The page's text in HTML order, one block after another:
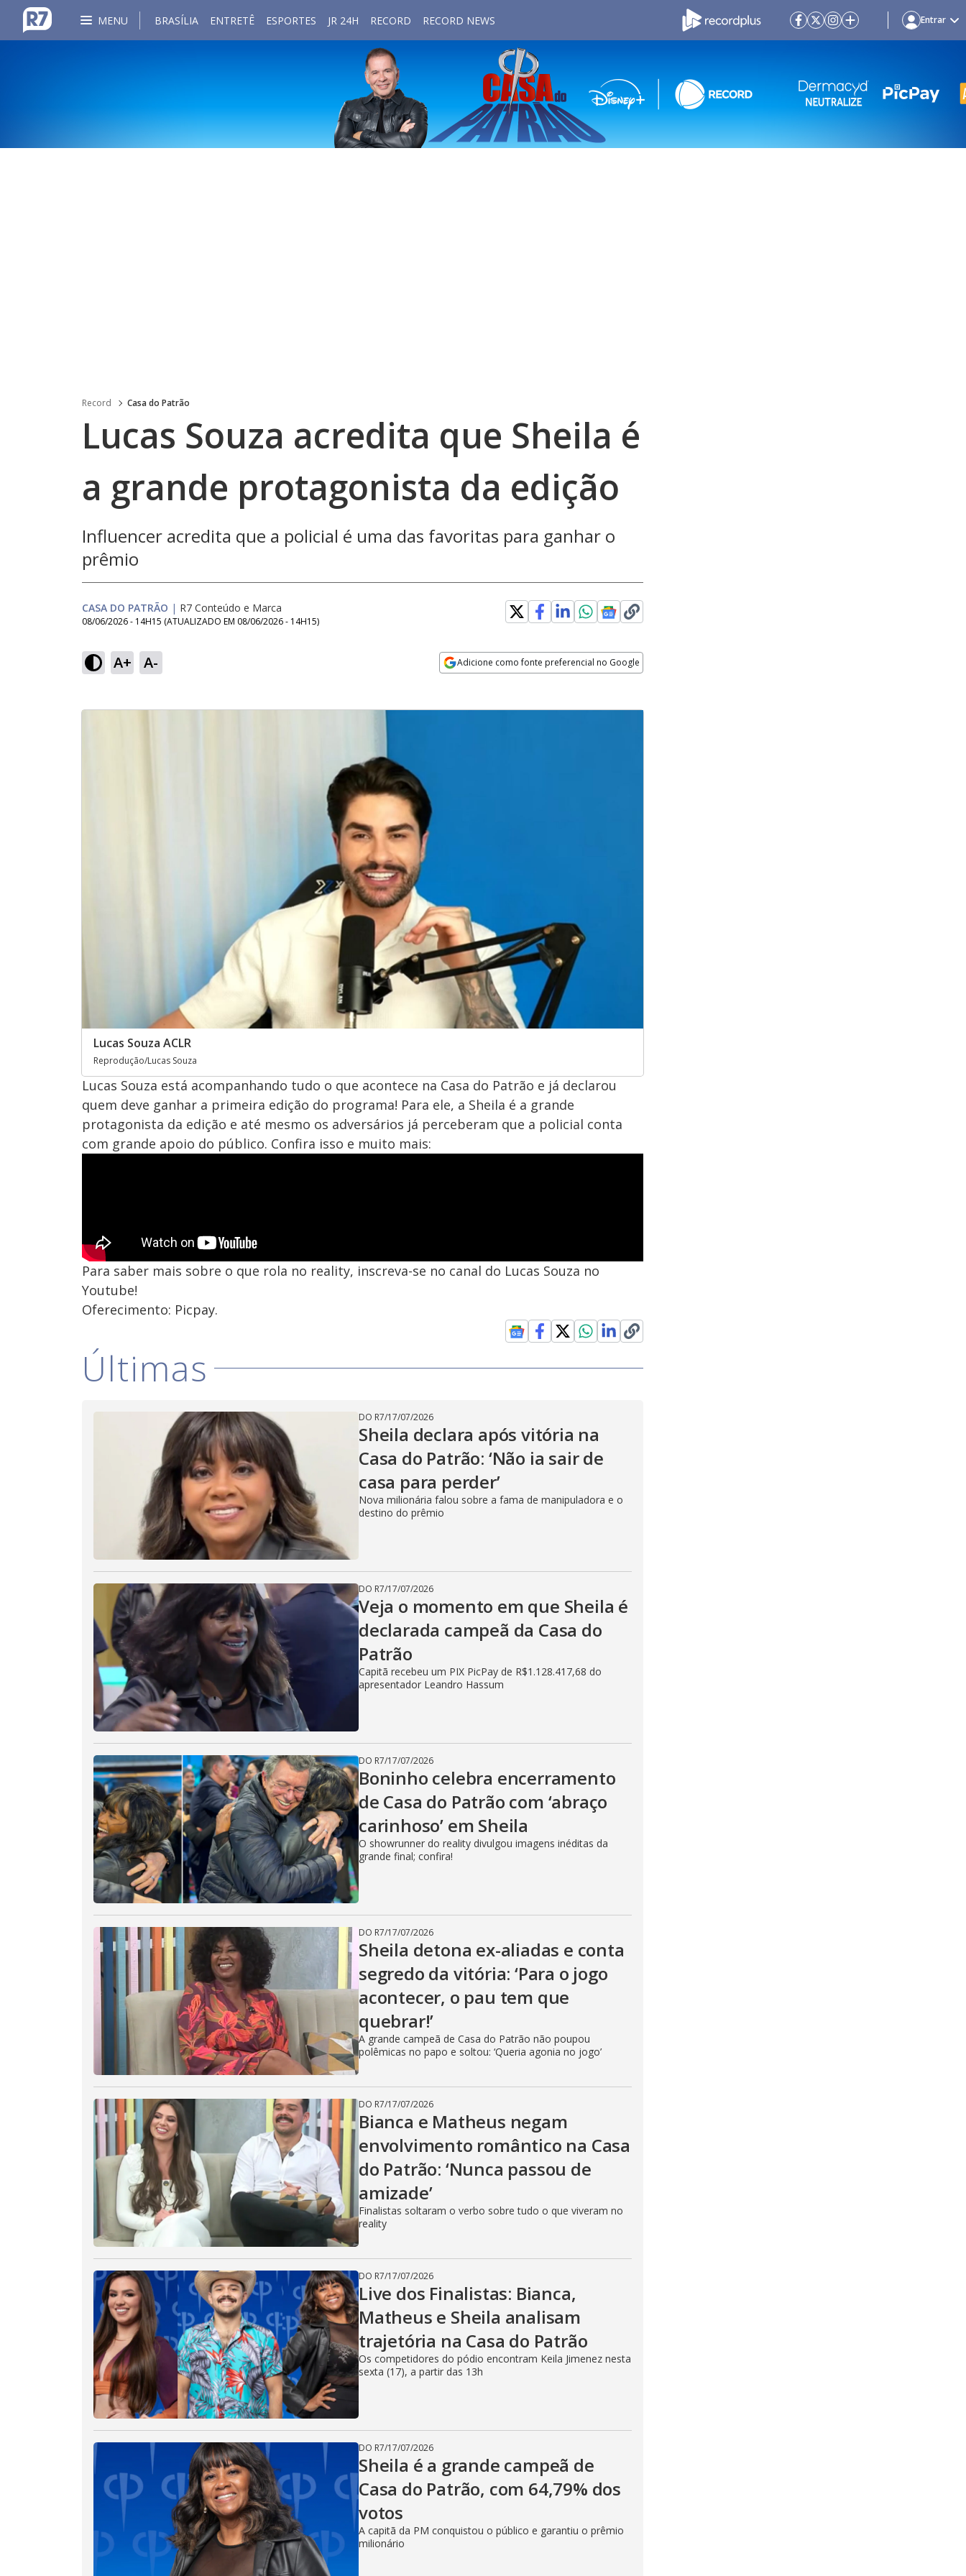
MENU BRASÍLIA ENTRETÊ ESPORTES JR 24H RECORD RECORD NEWS Entrar
Record Casa do Patrão
Lucas Souza acredita que Sheila é
a grande protagonista da edição
Influencer acredita que a policial é uma das favoritas para ganhar o
prêmio
CASA DO PATRÃO | R7 Conteúdo e Marca
08/06/2026 - 14H15 (ATUALIZADO EM 08/06/2026 - 14H15)
A+ A- Adicione como fonte preferencial no Google
Lucas Souza ACLR
Reprodução/Lucas Souza
Lucas Souza está acompanhando tudo o que acontece na Casa do Patrão e já declarou
quem deve ganhar a primeira edição do programa! Para ele, a Sheila é a grande
protagonista da edição e até mesmo os adversários já perceberam que a policial conta
com grande apoio do público. Confira isso e muito mais:
Para saber mais sobre o que rola no reality, inscreva-se no canal do Lucas Souza no
Youtube!⁣
Oferecimento: Picpay.
Últimas
DO R7/17/07/2026
Sheila declara após vitória na
Casa do Patrão: ‘Não ia sair de
casa para perder’
Nova milionária falou sobre a fama de manipuladora e o
destino do prêmio
DO R7/17/07/2026
Veja o momento em que Sheila é
declarada campeã da Casa do
Patrão
Capitã recebeu um PIX PicPay de R$1.128.417,68 do
apresentador Leandro Hassum
DO R7/17/07/2026
Boninho celebra encerramento
de Casa do Patrão com ‘abraço
carinhoso’ em Sheila
O showrunner do reality divulgou imagens inéditas da
grande final; confira!
DO R7/17/07/2026
Sheila detona ex-aliadas e conta
segredo da vitória: ‘Para o jogo
acontecer, o pau tem que
quebrar!’
A grande campeã de Casa do Patrão não poupou
polêmicas no papo e soltou: ‘Queria agonia no jogo’
DO R7/17/07/2026
Bianca e Matheus negam
envolvimento romântico na Casa
do Patrão: ‘Nunca passou de
amizade’
Finalistas soltaram o verbo sobre tudo o que viveram no
reality
DO R7/17/07/2026
Live dos Finalistas: Bianca,
Matheus e Sheila analisam
trajetória na Casa do Patrão
Os competidores do pódio encontram Keila Jimenez nesta
sexta (17), a partir das 13h
DO R7/17/07/2026
Sheila é a grande campeã de
Casa do Patrão, com 64,79% dos
votos
A capitã da PM conquistou o público e garantiu o prêmio
milionário